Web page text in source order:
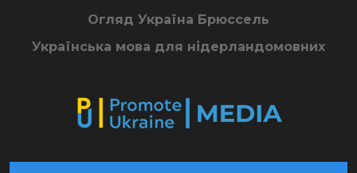
Огляд Україна Брюссель
Українська мова для нідерландомовних